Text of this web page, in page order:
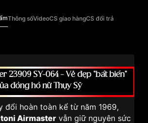
Thông sốVideoCS giao hàngCS đổi trả
23909 SY-064 – Vẻ đẹp “bất biến”
đồng hồ nữ Thụy Sỹ
đổi hoàn toàn kể từ năm 1969,
Airmaster vẫn giữ nguyên sức